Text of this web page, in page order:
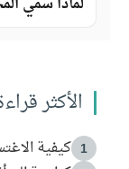
الأكثر
1 كيفية